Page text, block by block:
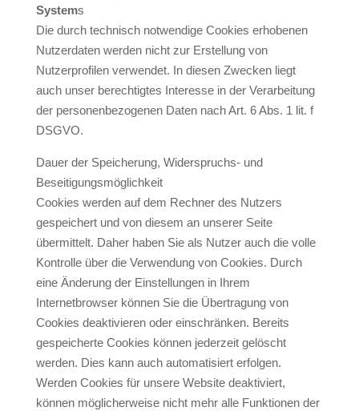
Systems
Die durch technisch notwendige Cookies erhobenen
Nutzerdaten werden nicht zur Erstellung von
Nutzerprofilen verwendet. In diesen Zwecken liegt
auch unser berechtigtes Interesse in der Verarbeitung
der personenbezogenen Daten nach Art. 6 Abs. 1 lit. f
DSGVO.
Dauer der Speicherung, Widerspruchs- und
Beseitigungsmöglichkeit
Cookies werden auf dem Rechner des Nutzers
gespeichert und von diesem an unserer Seite
übermittelt. Daher haben Sie als Nutzer auch die volle
Kontrolle über die Verwendung von Cookies. Durch
eine Änderung der Einstellungen in Ihrem
Internetbrowser können Sie die Übertragung von
Cookies deaktivieren oder einschränken. Bereits
gespeicherte Cookies können jederzeit gelöscht
werden. Dies kann auch automatisiert erfolgen.
Werden Cookies für unsere Website deaktiviert,
können möglicherweise nicht mehr alle Funktionen der